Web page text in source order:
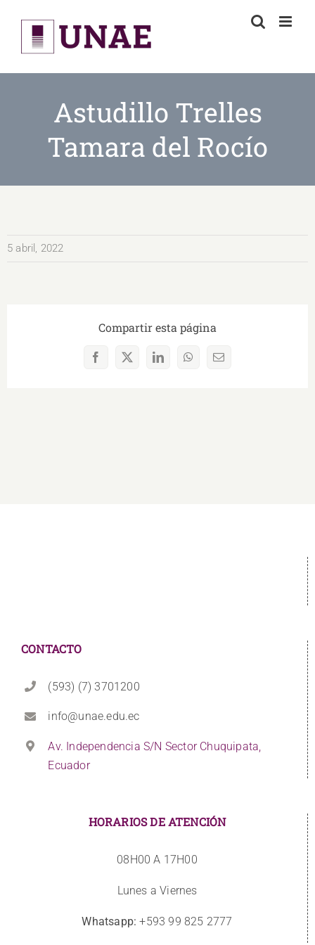
content
Astudillo Trelles
Tamara del Rocío
5 abril, 2022
Compartir esta página
Facebook
X LinkedInWhatsAppCorreo
CONTACTO
(593) (7) 3701200
info@unae.edu.ec
Av. Independencia S/N Sector Chuquipata,
Ecuador
HORARIOS DE ATENCIÓN
08H00 A 17H00
Lunes a Viernes
Whatsapp: +593 99 825 2777